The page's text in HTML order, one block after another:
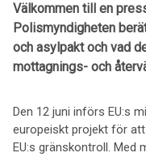
Välkommen till en
Polismyndigheten
och asylpakt och vad
mottagnings- och
Den 12 juni införs EU:s
europeiskt projekt för
EU:s gränskontroll. Med